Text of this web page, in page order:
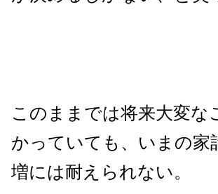
このままでは将来大変
かっていても、いまの家
増には耐えられない。